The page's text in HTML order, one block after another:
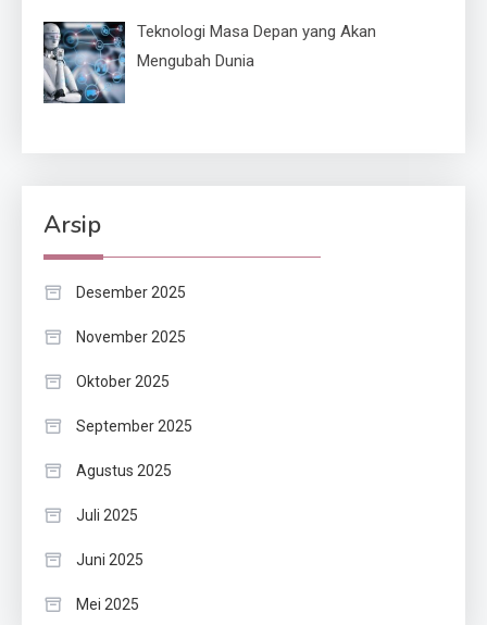
Teknologi Masa Depan yang Akan
Mengubah Dunia
Arsip
Desember 2025
November 2025
Oktober 2025
September 2025
Agustus 2025
Juli 2025
Juni 2025
Mei 2025